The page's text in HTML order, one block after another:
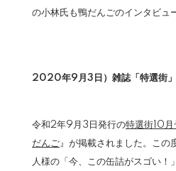
の小林氏も鴨だんごのインタビュ
2020年9月3日）雑誌「特選街
令和2年9月3日発行の特選街10月
だんご』が掲載されました。この
人様の「今、この缶詰がスゴい！